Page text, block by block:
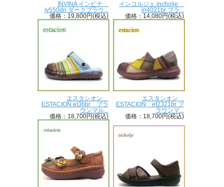
INVINA インビナ
iv550dn ダークブラウ...
価格：19,800円(税込)
インコルジェ incholje
in4021br ブラ...
価格：14,080円(税込)
エスタシオン
ESTACION et36br ブラ
ウンマル...
価格：18,700円(税込)
エスタシオン
ESTACION et2321br ブ
ラウンマ...
価格：18,700円(税込)